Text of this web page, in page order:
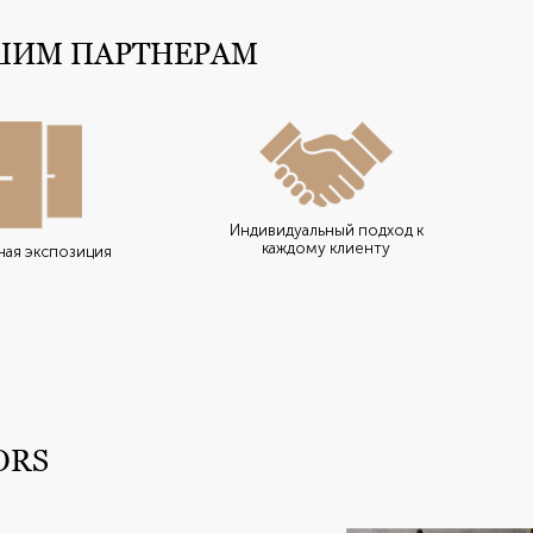
ПАРТНЕРАМ
экспозиция
Индивидуальный подход к
каждому клиенту